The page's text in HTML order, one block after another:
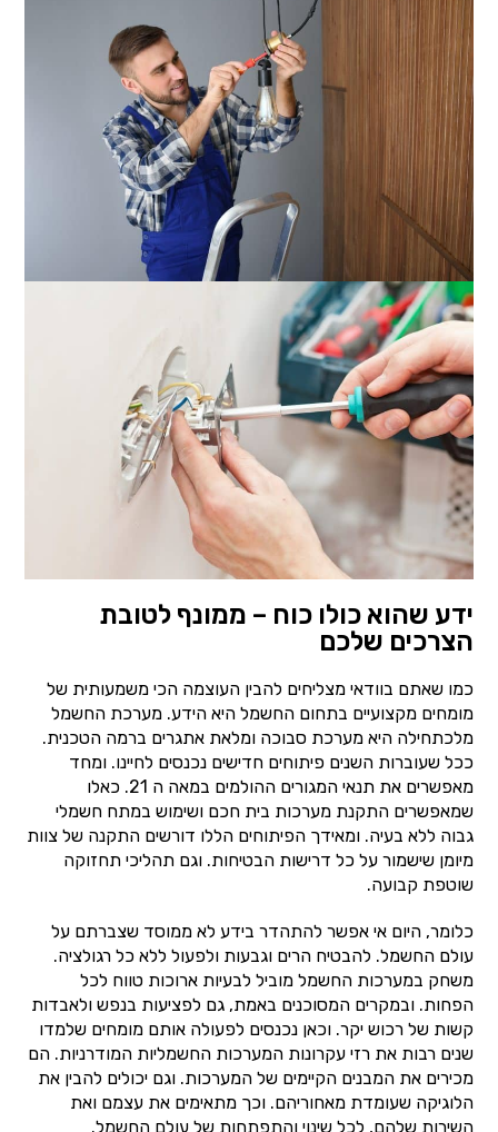
ידע שהוא כולו כוח – ממונף לטובת
הצרכים שלכם
כמו שאתם בוודאי מצליחים להבין העוצמה הכי משמעותית של
מומחים מקצועיים בתחום החשמל היא הידע. מערכת החשמל
מלכתחילה היא מערכת סבוכה ומלאת אתגרים ברמה הטכנית.
ככל שעוברות השנים פיתוחים חדישים נכנסים לחיינו. ומחד
מאפשרים את תנאי המגורים ההולמים במאה ה 21. כאלו
שמאפשרים התקנת מערכות בית חכם ושימוש במתח חשמלי
גבוה ללא בעיה. ומאידך הפיתוחים הללו דורשים התקנה של צוות
מיומן שישמור על כל דרישות הבטיחות. וגם תהליכי תחזוקה
שוטפת קבועה.
כלומר, היום אי אפשר להתהדר בידע לא ממוסד שצברתם על
עולם החשמל. להבטיח הרים וגבעות ולפעול ללא כל רגולציה.
משחק במערכות החשמל מוביל לבעיות ארוכות טווח לכל
הפחות. ובמקרים המסוכנים באמת, גם לפציעות בנפש ולאבדות
קשות של רכוש יקר. וכאן נכנסים לפעולה אותם מומחים שלמדו
שנים רבות את רזי עקרונות המערכות החשמליות המודרניות. הם
מכירים את המבנים הקיימים של המערכות. וגם יכולים להבין את
הלוגיקה שעומדת מאחוריהם. וכך מתאימים את עצמם ואת
השירות שלהם, לכל שינוי והתפתחות של עולם החשמל.